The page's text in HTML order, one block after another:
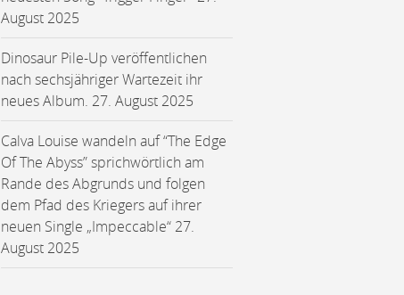
August 2025
Dinosaur Pile-Up veröffentlichen
nach sechsjähriger Wartezeit ihr
neues Album. 27. August 2025
Calva Louise wandeln auf “The Edge
Of The Abyss” sprichwörtlich am
Rande des Abgrunds und folgen
dem Pfad des Kriegers auf ihrer
neuen Single „Impeccable“ 27.
August 2025